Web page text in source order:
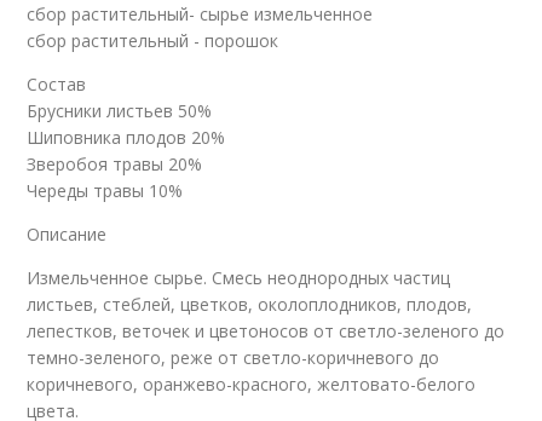
сбор растительный- сырье измельченное
сбор растительный - порошок
Состав
Брусники листьев 50%
Шиповника плодов 20%
Зверобоя травы 20%
Череды травы 10%
Описание
Измельченное сырье. Смесь неоднородных частиц
листьев, стеблей, цветков, околоплодников, плодов,
лепестков, веточек и цветоносов от светло-зеленого до
темно-зеленого, реже от светло-коричневого до
коричневого, оранжево-красного, желтовато-белого
цвета.